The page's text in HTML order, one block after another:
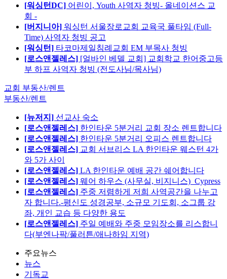
[워싱턴DC] 어린이, Youth 사역자 청빙- 올네이션스 교
회 -
[버지니아] 워싱턴 서울장로교회 교육국 풀타임 (Full-
Time) 사역자 청빙 공고
[워싱턴] 타코마제일침례교회 EM 부목사 청빙
[로스앤젤레스] [얼바인 베델 교회] 교회학교 한어중고등
부 하프 사역자 청빙 (전도사님/목사님)
교회 부동산/렌트
부동산/렌트
[뉴저지] 선교사 숙소
[로스앤젤레스] 한인타운 5분거리 교회 장소 렌트합니다
[로스앤젤레스] 한인타운 5분거리 오피스 렌트합니다
[로스앤젤레스] 교회 서브리스 LA 한인타운 웨스턴 4가
와 5가 사이
[로스앤젤레스] LA 한인타운 예배 공간 쉐어합니다
[로스앤젤레스] 웨어 하우스 (사무실, 비지니스)_Cypress
[로스앤젤레스] 주중 저렴하게 저희 사역공간을 나누고
자 합니다.-평신도 성경공부, 소규모 기도회, 소그룹 강
좌, 개인 교습 등 다양한 용도
[로스앤젤레스] 주일 예배와 주중 모임장소를 리스합니
다(부엔나팍/풀러튼/애나하임 지역)
주요뉴스
뉴스
기독교